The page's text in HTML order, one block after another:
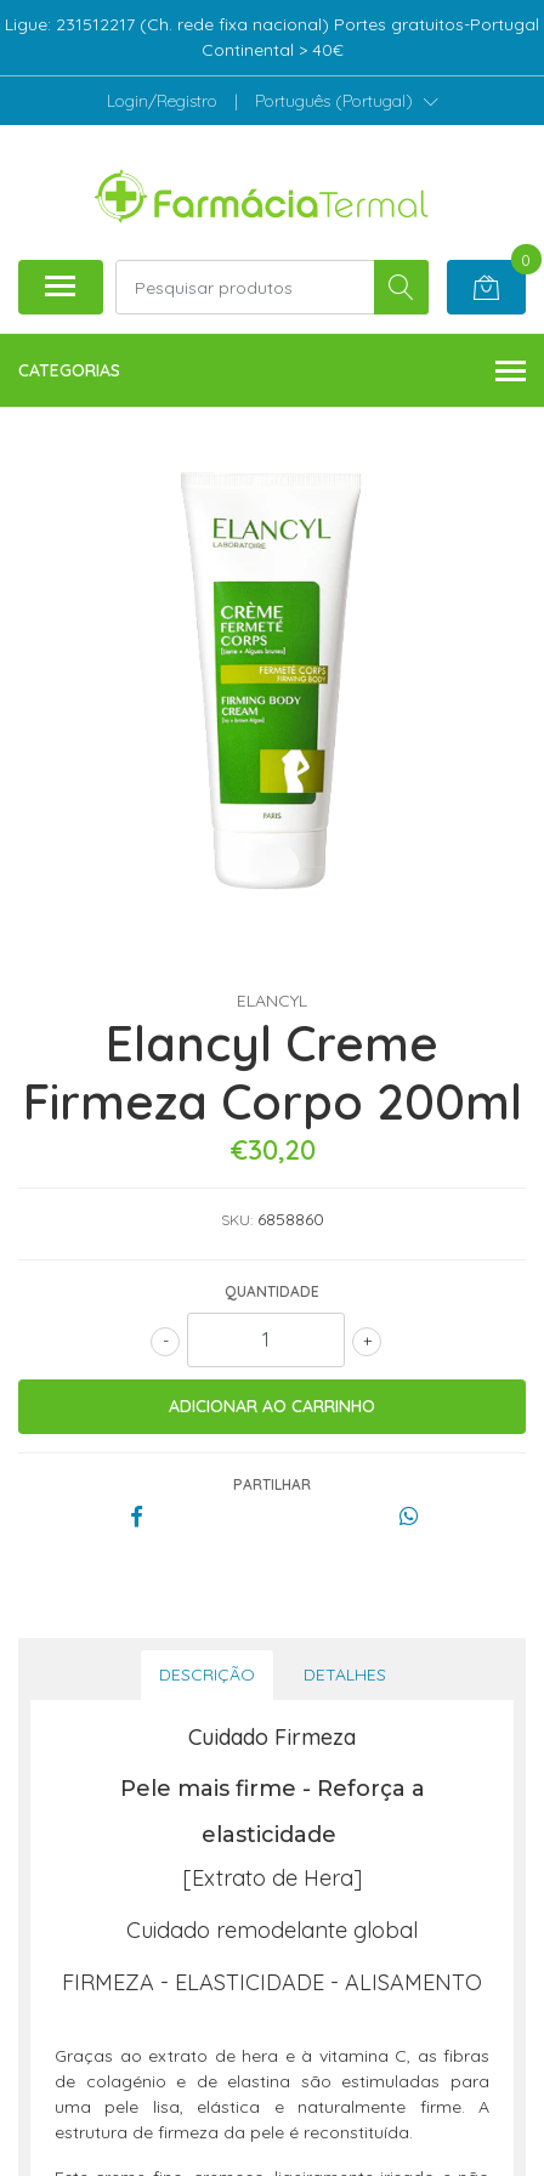
Ligue: 231512217 (Ch. rede fixa nacional) Portes gratuitos-Portugal
Continental > 40€
Login/Registro | Português (Portugal)
0
CATEGORIAS
ELANCYL
Elancyl Creme
Firmeza Corpo 200ml
€30,20
SKU: 6858860
QUANTIDADE
+
-
PARTILHAR
DESCRIÇÃO DETALHES
Cuidado Firmeza
Pele mais firme - Reforça a
elasticidade
[Extrato de Hera]
Cuidado remodelante global
FIRMEZA - ELASTICIDADE - ALISAMENTO
Graças ao extrato de hera e à vitamina C, as fibras
de colagénio e de elastina são estimuladas para
uma pele lisa, elástica e naturalmente firme. A
estrutura de firmeza da pele é reconstituída.